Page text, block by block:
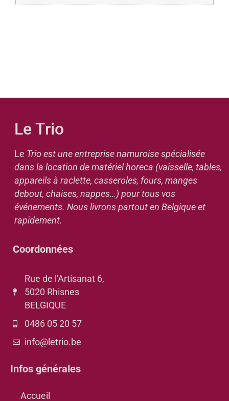
Le Trio
Le Trio est une entreprise namuroise spécialisée
dans la location de matériel horeca (vaisselle, tables,
appareils à raclette, casseroles, fours, manges
debout, chaises, nappes…) pour tous vos
événements. Nous livrons partout en Belgique et
rapidement.
Coordonnées
Rue de l'Artisanat 6,
5020 Rhisnes
BELGIQUE
0486 05 20 57
info@letrio.be
Infos générales
Accueil